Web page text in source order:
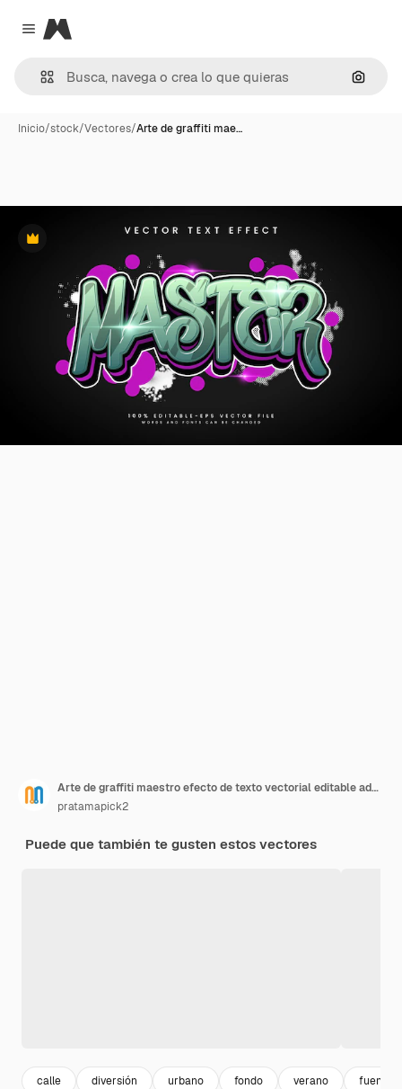
Close menu
Magnific
Inicio/stock/Vectores/Arte de graffiti mae…
Premium
Arte de graffiti maestro efecto de texto vectorial editable adecuado para arte callejero o tema mural
pratamapick2
Puede que también te gusten estos vectores
calle diversión urbano fondo verano fuente